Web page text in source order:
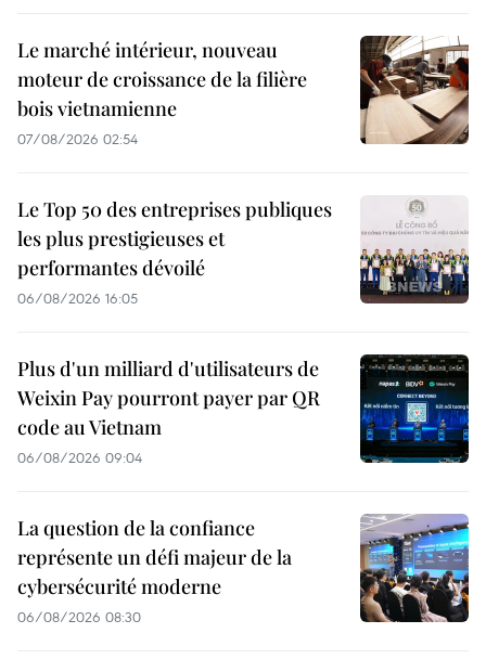
Le marché intérieur, nouveau
moteur de croissance de la filière
bois vietnamienne
07/08/2026 02:54
Le Top 50 des entreprises publiques
les plus prestigieuses et
performantes dévoilé
06/08/2026 16:05
Plus d'un milliard d'utilisateurs de
Weixin Pay pourront payer par QR
code au Vietnam
06/08/2026 09:04
La question de la confiance
représente un défi majeur de la
cybersécurité moderne
06/08/2026 08:30